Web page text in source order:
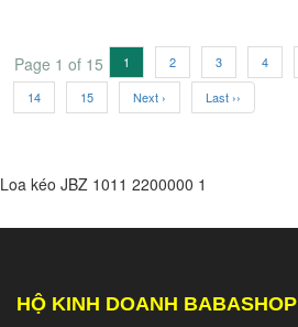
Page 1 of 15 1 2 3 4
14 15 Next › Last ››
Loa kéo JBZ 1011 2200000 1
HỘ KINH DOANH BABASHOP